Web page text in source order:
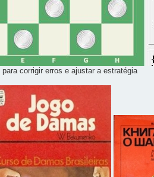
corrigir erros e ajustar a estratégia